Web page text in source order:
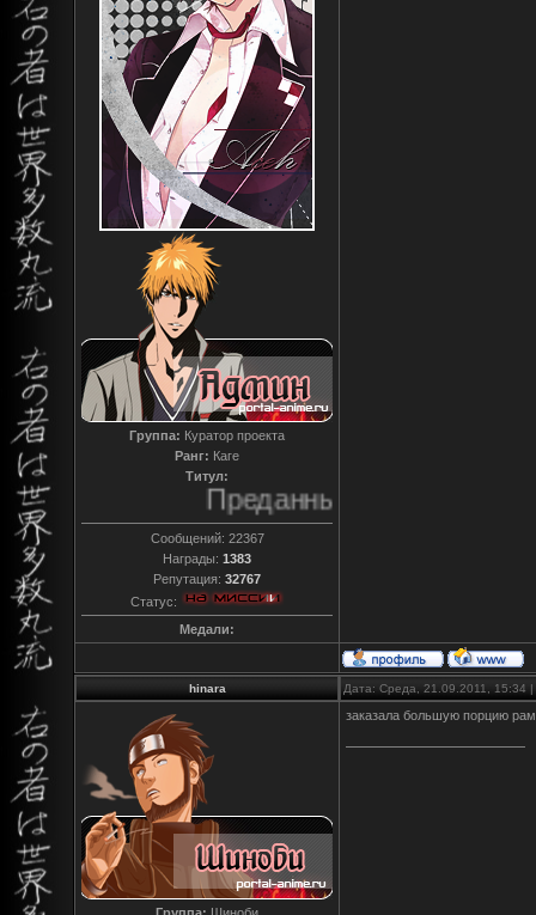
Группа: Куратор проекта
Ранг: Каге
Титул:
Преданный
Сообщений: 22367
Награды: 1383
Репутация: 32767
Статус:
Медали:
hinara Дата: Среда, 21.09.2011, 15:34
заказала большую порцию